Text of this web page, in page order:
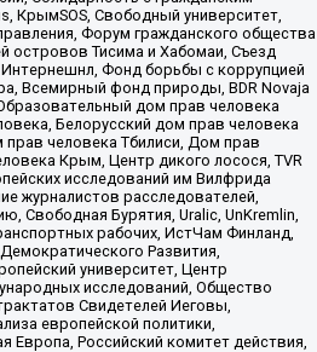
КрымSOS, Свободный университет,
Форум гражданского общества
островов Тисима и Хабомаи, Съезд
Фонд борьбы с коррупцией
Всемирный фонд природы, BDR Novaja
дом прав человека
Белорусский дом прав человека
человека Тбилиси, Дом прав
Крым, Центр дикого лосося, TVR
исследований им Вилфрида
журналистов расследователей,
Свободная Бурятия, Uralic, UnKremlin,
рабочих, ИстЧам Финланд,
Развития,
университет, Центр
исследований, Общество
Свидетелей Иеговы,
европейской политики,
Европа, Российский комитет действия,